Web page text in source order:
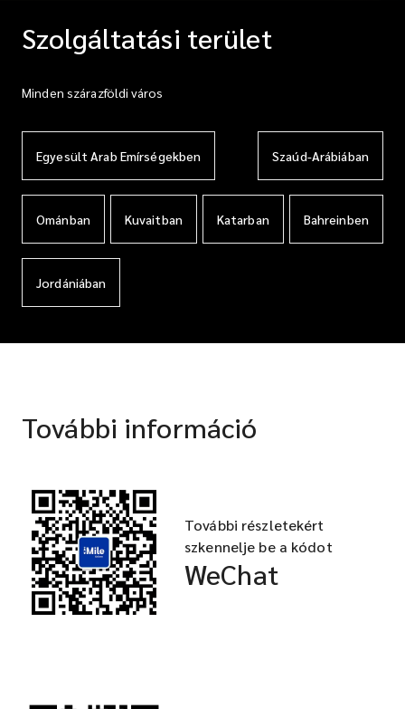
Szolgáltatási terület
Minden szárazföldi város
Egyesült Arab Emírségekben Szaúd-Arábiában
Ománban Kuvaitban Katarban Bahreinben
Jordániában
További információ
További részletekért
szkennelje be a kódot
WeChat